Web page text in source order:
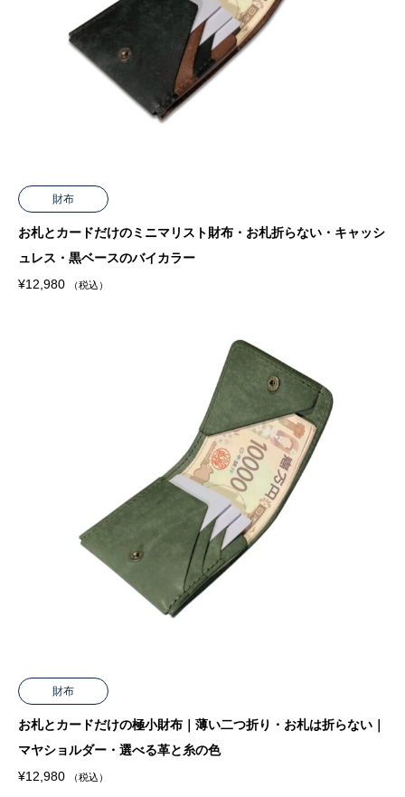
財布
お札とカードだけのミニマリスト財布・お札折らない・キャッシ
ュレス・黒ベースのバイカラー
¥12,980 （税込）
財布
お札とカードだけの極小財布｜薄い二つ折り・お札は折らない｜
マヤショルダー・選べる革と糸の色
¥12,980 （税込）